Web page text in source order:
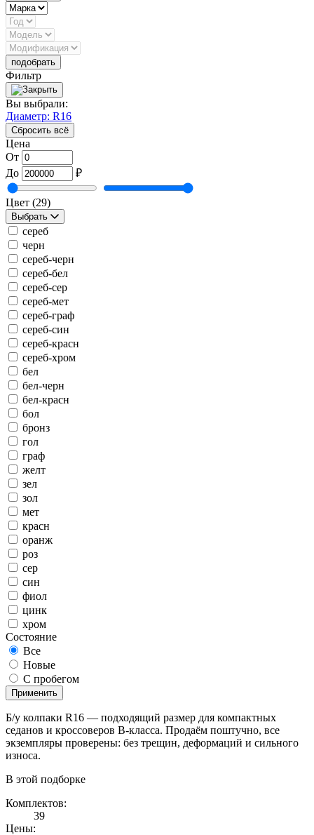
подобрать
Фильтр
Вы выбрали:
Диаметр: R16
Сбросить всё
Цена
От
До
₽
Цвет (29)
Выбрать
сереб
черн
сереб-черн
сереб-бел
сереб-сер
сереб-мет
сереб-граф
сереб-син
сереб-красн
сереб-хром
бел
бел-черн
бел-красн
бол
бронз
гол
граф
желт
зел
зол
мет
красн
оранж
роз
сер
син
фиол
цинк
хром
Состояние
Все
Новые
С пробегом
Применить
Б/у колпаки R16 — подходящий размер для компактных
седанов и кроссоверов B-класса. Продаём поштучно, все
экземпляры проверены: без трещин, деформаций и сильного
износа.
В этой подборке
Комплектов:
39
Цены: